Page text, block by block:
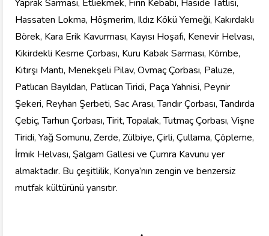
Yaprak Sarması, Etliekmek, Fırın Kebabı, Haside Tatlısı,
Hassaten Lokma, Höşmerim, Ildız Kökü Yemeği, Kakırdaklı
Börek, Kara Erik Kavurması, Kayısı Hoşafı, Kenevir Helvası,
Kikirdekli Kesme Çorbası, Kuru Kabak Sarması, Kömbe,
Kıtırşı Mantı, Menekşeli Pilav, Ovmaç Çorbası, Paluze,
Patlıcan Bayıldan, Patlıcan Tiridi, Paça Yahnisi, Peynir
Şekeri, Reyhan Şerbeti, Sac Arası, Tandır Çorbası, Tandırda
Çebiç, Tarhun Çorbası, Tirit, Topalak, Tutmaç Çorbası, Vişne
Tiridi, Yağ Somunu, Zerde, Zülbiye, Çirli, Çullama, Çöpleme,
İrmik Helvası, Şalgam Gallesi ve Çumra Kavunu yer
almaktadır. Bu çeşitlilik, Konya’nın zengin ve benzersiz
mutfak kültürünü yansıtır.